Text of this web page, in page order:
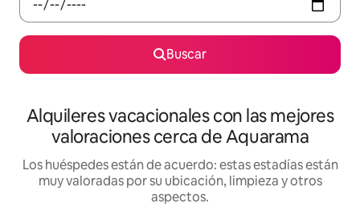
Buscar
Alquileres vacacionales con las mejores
valoraciones cerca de Aquarama
Los huéspedes están de acuerdo: estas estadías están
muy valoradas por su ubicación, limpieza y otros
aspectos.